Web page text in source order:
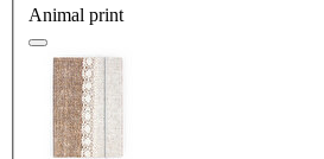
Animal print